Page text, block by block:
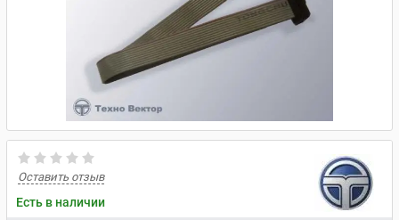
Оставить отзыв
Есть в наличии